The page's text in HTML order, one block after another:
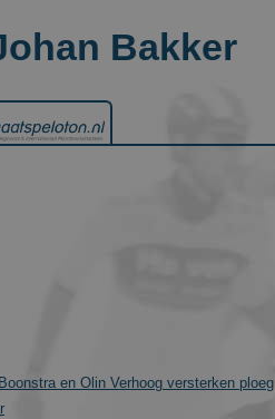
Bakker
en Olin Verhoog versterken ploeg